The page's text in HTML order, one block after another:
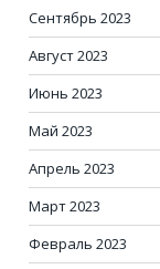
Сентябрь 2023
Август 2023
Июнь 2023
Май 2023
Апрель 2023
Март 2023
Февраль 2023